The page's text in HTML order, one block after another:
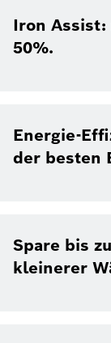
Iron
50%.
Energie-
der besten
Spare bis
kleinerer